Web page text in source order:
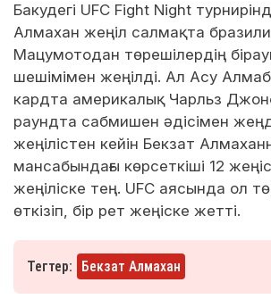
Бакудегі UFC Fight Night
Алмахан жеңіл салмақта
Мацумотодан төрешілердің
шешімімен жеңілді. Ал Асу
кардта америкалық Чарльз
раундта сабмишен әдісімен
жеңілістен кейін Бекзат
мансабындағы көрсеткіші 12
жеңіліске тең. UFC аясында ол
өткізіп, бір рет жеңіске жетті.
Тегтер: Бекзат Алмахан